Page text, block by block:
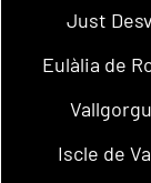
Just
Eulàlia de
Iscle de